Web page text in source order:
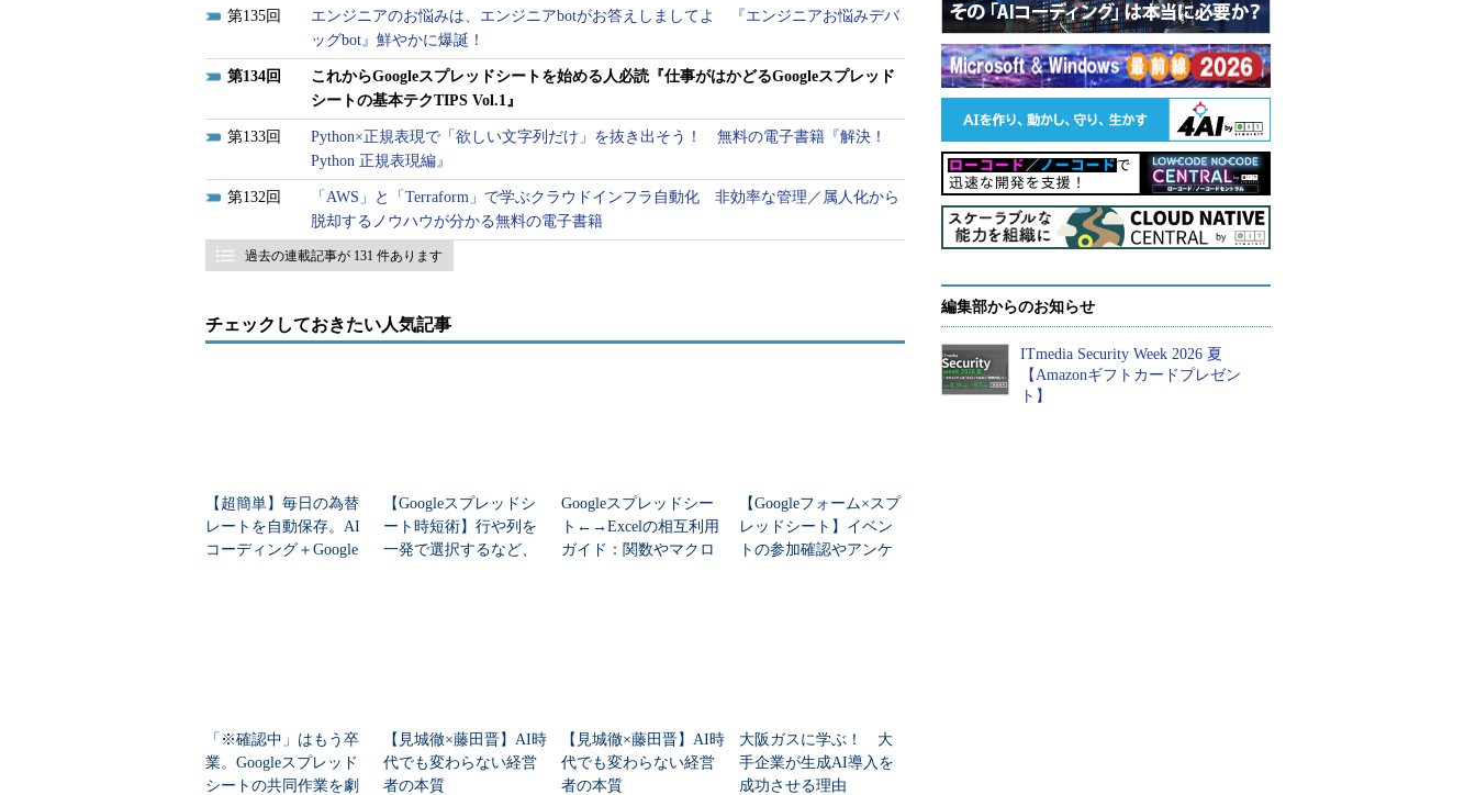
135
エンジニアのお悩みは、エンジニアbotがお答えしましてよ 『エンジニアお悩みデバ
ッグbot』鮮やかに爆誕！
134
これからGoogleスプレッドシートを始める人必読『仕事がはかどるGoogleスプレッド
シートの基本テクTIPS Vol.1』
133
Python×正規表現で「欲しい文字列だけ」を抜き出そう！ 無料の電子書籍『解決！
Python 正規表現編』
132
「AWS」と「Terraform」で学ぶクラウドインフラ自動化 非効率な管理／属人化から
脱却するノウハウが分かる無料の電子書籍
過去の連載記事が 131 件あります
チェックしておきたい人気記事
【超簡単】毎日の為替
レートを自動保存。AI
コーディング＋Google
【Googleスプレッドシ
ート時短術】行や列を
一発で選択するなど、
Googleスプレッドシー
ト←→Excelの相互利用
ガイド：関数やマクロ
【Googleフォーム×スプ
レッドシート】イベン
トの参加確認やアンケ
「※確認中」はもう卒
業。Googleスプレッド
シートの共同作業を劇
【見城徹×藤田晋】AI時
代でも変わらない経営
者の本質
【見城徹×藤田晋】AI時
代でも変わらない経営
者の本質
大阪ガスに学ぶ！ 大
手企業が生成AI導入を
成功させる理由
編集部からのお知らせ
ITmedia Security Week 2026 夏
【Amazonギフトカードプレゼン
ト】